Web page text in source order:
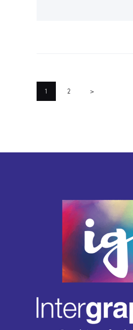
DES
ARTICLES
PAGE
1 PAGE
2 >